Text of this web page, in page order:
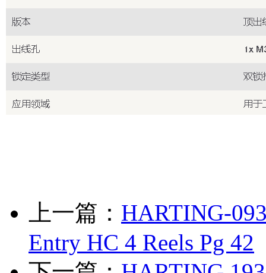
上一篇： HARTING-
Entry HC 4 Reels Pg 42